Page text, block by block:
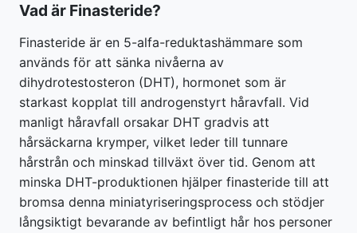
Vad är Finasteride?
Finasteride är en 5-alfa-reduktashämmare som
används för att sänka nivåerna av
dihydrotestosteron (DHT), hormonet som är
starkast kopplat till androgenstyrt håravfall. Vid
manligt håravfall orsakar DHT gradvis att
hårsäckarna krymper, vilket leder till tunnare
hårstrån och minskad tillväxt över tid. Genom att
minska DHT-produktionen hjälper finasteride till att
bromsa denna miniatyriseringsprocess och stödjer
långsiktigt bevarande av befintligt hår hos personer